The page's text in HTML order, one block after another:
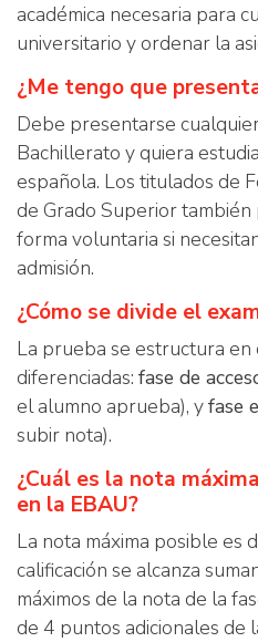
académica necesaria para
universitario y ordenar la
¿Me tengo que
Debe presentarse
Bachillerato y quiera
española. Los titulados de
de Grado Superior
forma voluntaria si
admisión.
¿Cómo se divide el
La prueba se estructura
diferenciadas: fase de
el alumno aprueba), yfase
subir nota).
¿Cuál es la nota
en la EBAU?
La nota máxima posible es
calificación se alcanza
máximos de la nota de la
de 4 puntos adicionales de